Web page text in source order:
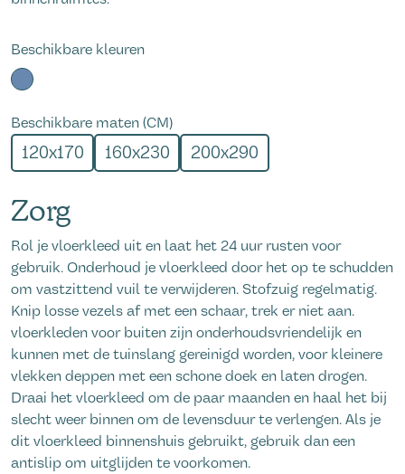
Beschikbare kleuren
Beschikbare maten (CM)
120x170 160x230 200x290
Zorg
Rol je vloerkleed uit en laat het 24 uur rusten voor
gebruik. Onderhoud je vloerkleed door het op te schudden
om vastzittend vuil te verwijderen. Stofzuig regelmatig.
Knip losse vezels af met een schaar, trek er niet aan.
vloerkleden voor buiten zijn onderhoudsvriendelijk en
kunnen met de tuinslang gereinigd worden, voor kleinere
vlekken deppen met een schone doek en laten drogen.
Draai het vloerkleed om de paar maanden en haal het bij
slecht weer binnen om de levensduur te verlengen. Als je
dit vloerkleed binnenshuis gebruikt, gebruik dan een
antislip om uitglijden te voorkomen.